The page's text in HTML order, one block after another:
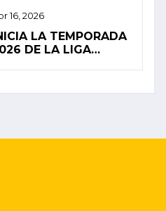
16, 2026
LA TEMPORADA
DE LA LIGA